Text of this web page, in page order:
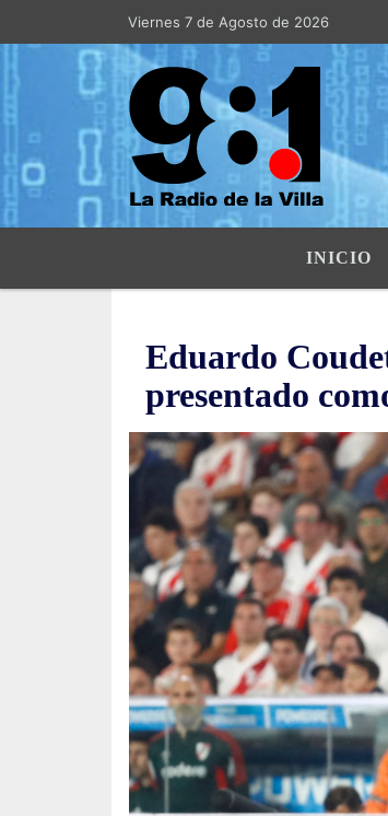
Viernes 7 de Agosto de 2026
Hoy es Viernes 7
INICIO
Eduardo
presentado